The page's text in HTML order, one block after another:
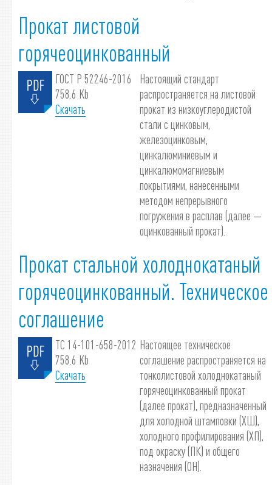
Прокат листовой
горячеоцинкованный
ГОСТ Р 52246-2016
758.6 Kb
Скачать
Настоящий стандарт
распространяется на листовой
прокат из низкоуглеродистой
стали с цинковым,
железоцинковым,
цинкалюминиевым и
цинкалюмомагниевым
покрытиями, нанесенными
методом непрерывного
погружения в расплав (далее —
оцинкованный прокат).
Прокат стальной холоднокатаный
горячеоцинкованный. Техническое
соглашение
ТС 14-101-658-2012
758.6 Kb
Скачать
Настоящее техническое
соглашение распространяется на
тонколистовой холоднокатаный
горячеоцинкованный прокат
(далее прокат), предназначенный
для холодной штамповки (ХШ),
холодного профилирования (ХП),
под окраску (ПК) и общего
назначения (ОН).